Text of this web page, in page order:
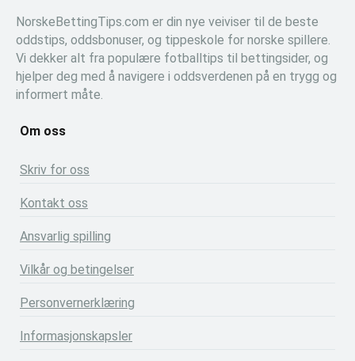
NorskeBettingTips.com er din nye veiviser til de beste
oddstips, oddsbonuser, og tippeskole for norske spillere.
Vi dekker alt fra populære fotballtips til bettingsider, og
hjelper deg med å navigere i oddsverdenen på en trygg og
informert måte.
Om oss
Skriv for oss
Kontakt oss
Ansvarlig spilling
Vilkår og betingelser
Personvernerklæring
Informasjonskapsler